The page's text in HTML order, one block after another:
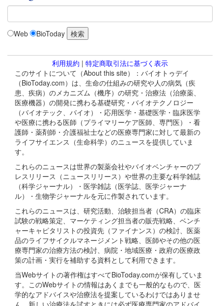
Web BioToday
利用規約 | 特定商取引法に基づく表示
このサイトについて（About this site）：バイオトゥデイ
（BioToday.com）は、生命の仕組みの研究や人の病気（疾
患、疾病）のメカニズム（機序）の研究・治療法（治療薬、
医療機器）の開発に携わる基礎研究・バイオテクノロジー
（バイオテック、バイオ）・応用医学・基礎医学・臨床医学
や医療に携わる医師（プライマリーケア医師、専門医）・看
護師・薬剤師・介護福祉士などの医療専門家に対して最新の
ライフサイエンス（生命科学）のニュースを提供していま
す。
これらのニュースは世界の製薬会社やバイオベンチャーのプ
レスリリース（ニュースリリース）や世界の主要な科学雑誌
（科学ジャーナル）・医学雑誌（医学誌、医学ジャーナ
ル）・生物学ジャーナルを元に作製されています。
これらのニュースは、研究活動、治験担当者（CRA）の臨床
試験の戦略策定、マーケティング担当者の販売戦略、ベンチ
ャーキャピタリストの投資先（ファイナンス）の検討、医薬
品のライフサイクルマネージメント戦略、医師やその他の医
療専門家の治療方法の検討、病院・地域医療・政府の医療政
策の計画・実行を補助する資料として利用できます。
当Webサイトの著作権はすべてBioToday.comが保有していま
す。このWebサイトの情報はあくまでも一般的なもので、医
学的なアドバイスや治療法を提案しているわけではありませ